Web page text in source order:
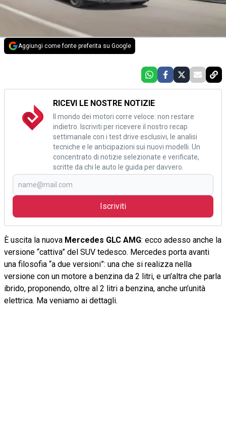
Aggiungi come fonte preferita su Google
RICEVI LE NOSTRE NOTIZIE
Il mondo dei motori corre veloce: non restare
indietro. Iscriviti per ricevere il nostro recap
settimanale con i test drive esclusivi, le analisi
tecniche e le anticipazioni sui nuovi modelli. Un
concentrato di notizie selezionate e verificate,
scritte da chi le auto le guida per davvero.
Iscriviti
È uscita la nuova Mercedes GLC AMG: ecco adesso anche la
versione “cattiva” del SUV tedesco. Mercedes porta avanti
una filosofia “a due versioni”: una che si realizza nella
versione con un motore a benzina da 2 litri, e un’altra che parla
ibrido, proponendo, oltre al 2 litri a benzina, anche un’unità
elettrica. Ma veniamo ai dettagli.